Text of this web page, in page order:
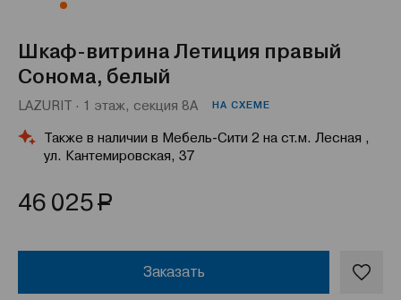
Шкаф-витрина Летиция правый
Сонома, белый
LAZURIT · 1 этаж, секция 8А НА СХЕМЕ
Также в наличии в Мебель-Сити 2 на ст.м. Лесная ,
ул. Кантемировская, 37
46 025Р
Заказать